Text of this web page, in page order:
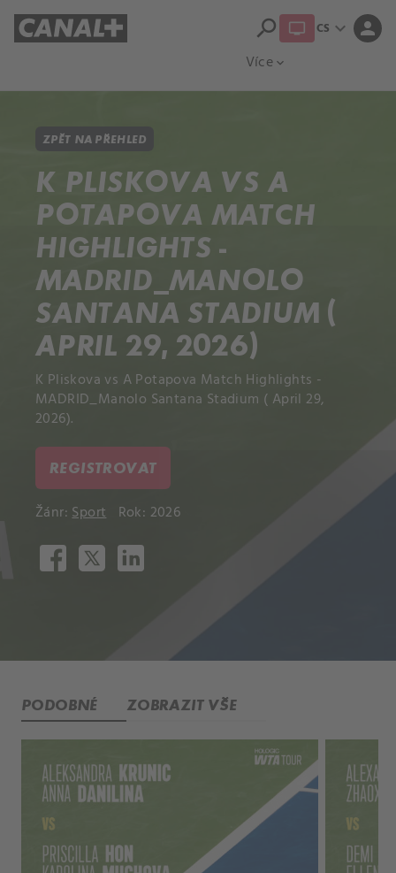
Více expand_more
search CS expand_more person
ZPĚT NA PŘEHLED
K PLISKOVA VS A
POTAPOVA MATCH
HIGHLIGHTS -
MADRID_MANOLO
SANTANA STADIUM (
APRIL 29, 2026)
K Pliskova vs A Potapova Match Highlights -
MADRID_Manolo Santana Stadium ( April 29,
2026).
REGISTROVAT
Žánr:Sport Rok: 2026
PODOBNÉ ZOBRAZIT VŠE